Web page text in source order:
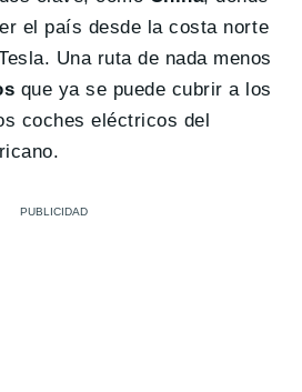
el país desde la costa norte
Una ruta de nada menos
que ya se puede cubrir a los
coches eléctricos del